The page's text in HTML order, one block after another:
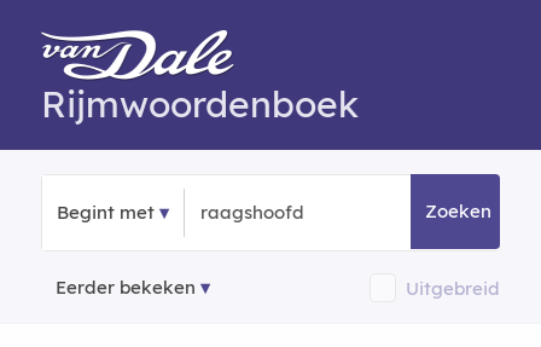
Rijmwoordenboek
Begint met Zoeken
Eerder bekeken Uitgebreid